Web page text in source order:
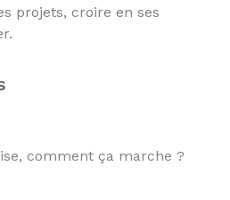
projets, croire en ses
comment ça marche ?